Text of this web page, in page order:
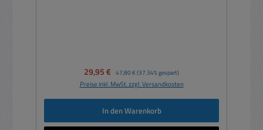
Verkaufspreis:
29,95 € Regulärer Preis:
47,80 € (37.34% gespart)
Preise inkl. MwSt. zzgl. Versandkosten
In den Warenkorb